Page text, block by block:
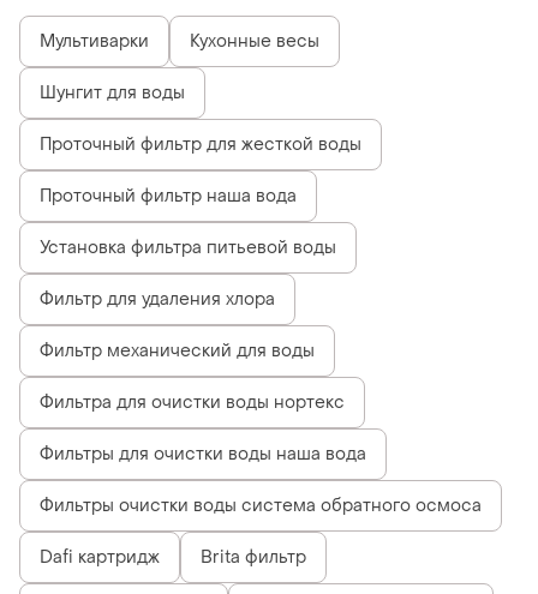
Мультиварки Кухонные весы
Шунгит для воды
Проточный фильтр для жесткой воды
Проточный фильтр наша вода
Установка фильтра питьевой воды
Фильтр для удаления хлора
Фильтр механический для воды
Фильтра для очистки воды нортекс
Фильтры для очистки воды наша вода
Фильтры очистки воды система обратного осмоса
Dafi картридж Brita фильтр